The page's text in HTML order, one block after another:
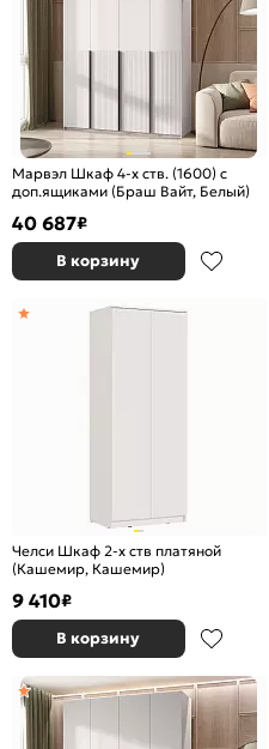
Марвэл Шкаф 4-х ств. (1600) с
доп.ящиками (Браш Вайт, Белый)
40 687₽
В корзину
Челси Шкаф 2-х ств платяной
(Кашемир, Кашемир)
9 410₽
В корзину